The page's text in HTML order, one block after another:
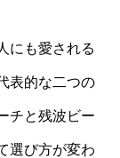
にも愛される
表的な二つの
チと残波ビー
選び方が変わ